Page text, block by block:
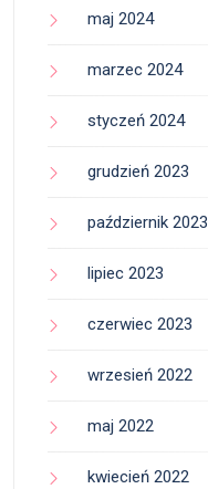
maj 2024
marzec 2024
styczeń 2024
grudzień 2023
październik 2023
lipiec 2023
czerwiec 2023
wrzesień 2022
maj 2022
kwiecień 2022